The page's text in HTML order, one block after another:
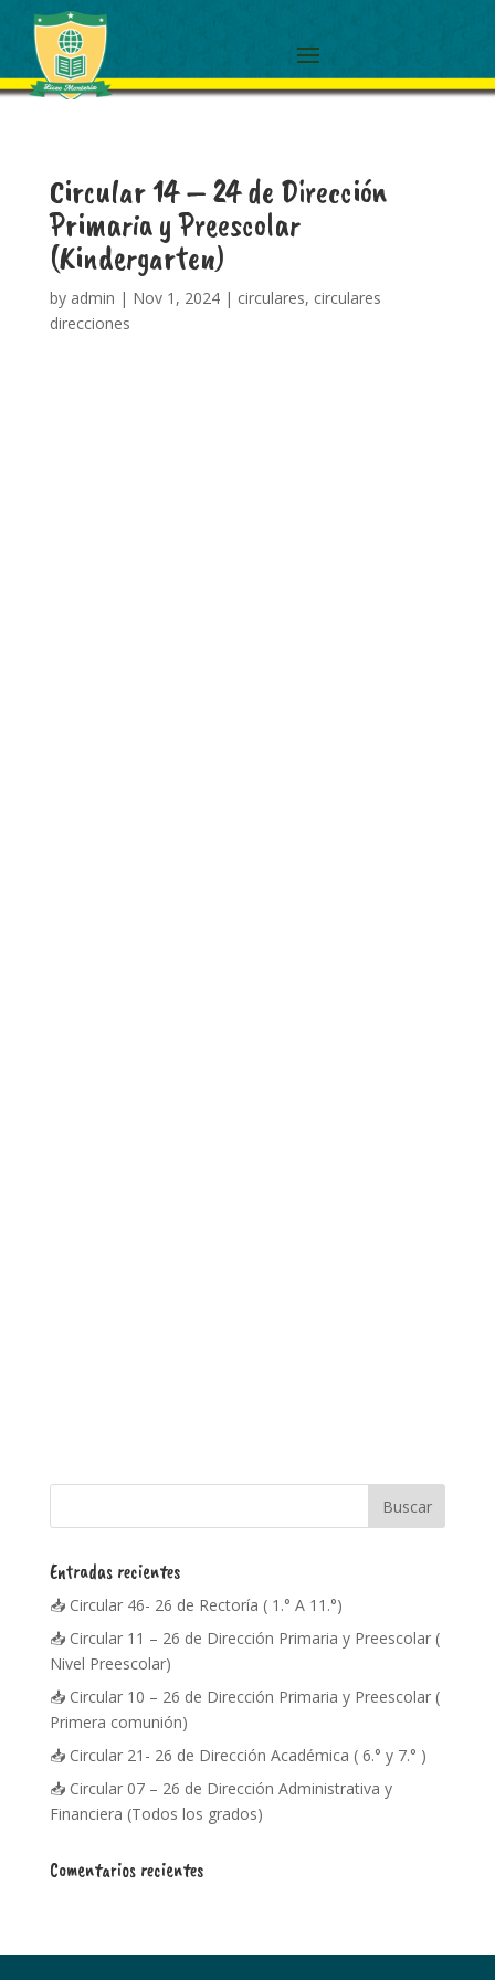
Circular 14 – 24 de Dirección
Primaria y Preescolar
(Kindergarten)
by admin | Nov 1, 2024| circulares, circulares
direcciones
Entradas recientes
📥 Circular 46- 26 de Rectoría ( 1.° A 11.°)
📥 Circular 11 – 26 de Dirección Primaria y Preescolar (
Nivel Preescolar)
📥 Circular 10 – 26 de Dirección Primaria y Preescolar (
Primera comunión)
📥 Circular 21- 26 de Dirección Académica ( 6.° y 7.° )
📥 Circular 07 – 26 de Dirección Administrativa y
Financiera (Todos los grados)
Comentarios recientes